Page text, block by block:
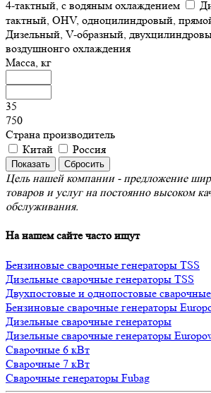
4-тактный, с водяным охлаждением
тактный, OHV, одноцилиндровый,
Дизельный, V-образный,
воздушнонго охлаждения
Масса, кг
35
750
Страна производитель
Китай
Россия
Цель нашей компании - предложение
товаров и услуг на постоянно высоком
обслуживания.
На нашем сайте часто ищут
Бензиновые сварочные генераторы TSS
Дизельные сварочные генераторы TSS
Двухпостовые и однопостовые
Бензиновые сварочные генераторы
Дизельные сварочные генераторы
Дизельные сварочные генераторы
Сварочные 6 кВт
Сварочные 7 кВт
Сварочные генераторы Fubag